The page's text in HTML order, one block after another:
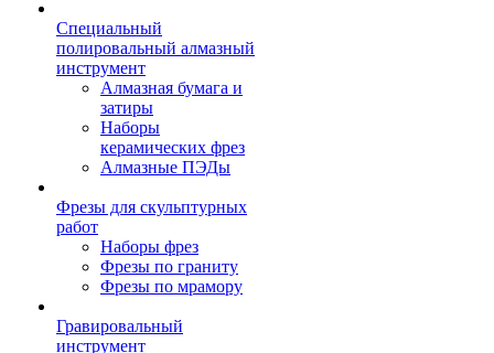
Специальный
полировальный алмазный
инструмент
Алмазная бумага и
затиры
Наборы
керамических фрез
Алмазные ПЭДы
Фрезы для скульптурных
работ
Наборы фрез
Фрезы по граниту
Фрезы по мрамору
Гравировальный
инструмент